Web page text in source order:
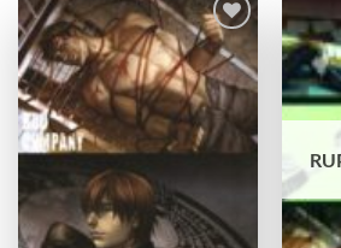
Ajouter
à la
wishlist